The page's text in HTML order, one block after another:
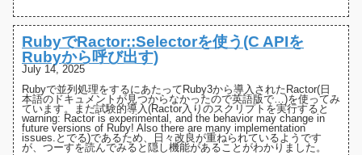
RubyでRactor::Selectorを使う(C APIを
Rubyから呼び出す)
July 14, 2025
Rubyで並列処理をするにあたってRuby3から導入された Ractor(日
本語のドキュメントが見つからなかったので英語版で…)を使ってみ
ています。まだ試験的導入(Ractor入りのスクリプトを実行すると
warning: Ractor is experimental, and the behavior may change in
future versions of Ruby! Also there are many implementation
issues.とでる)であるため、日々改良が重ねられているようです
が、つーすを読んでみると隠し機能があることがわかりました。